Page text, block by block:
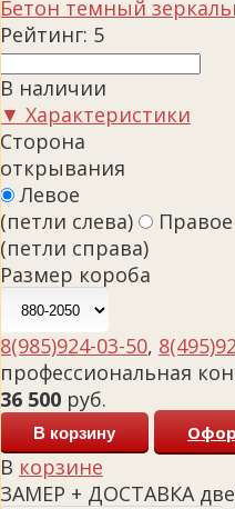
Рейтинг: 5
В наличии
▼ Характеристики
Сторона
открывания
Левое
(петли слева)
Правое
(петли справа)
Размер короба
8(985)924-03-50,
профессиональная
36 500 руб.
В корзину
В корзине
ЗАМЕР + ДОСТАВКА